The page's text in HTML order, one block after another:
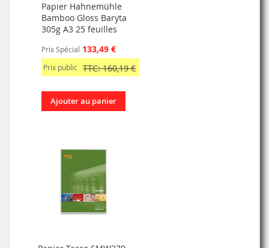
Papier Hahnemühle
Bamboo Gloss Baryta
305g A3 25 feuilles
Prix Spécial 133,49 €
Prix public TTC: 160,19 €
Ajouter au panier